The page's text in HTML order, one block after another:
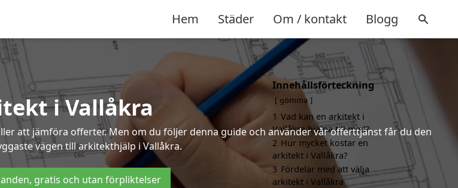
Hem Städer Om / kontakt Blogg
i Vallåkra
att jämföra offerter. Men om du följer denna guide och använder vår offerttjänst får du den
vägen till arkitekthjälp i Vallåkra.
gratis och utan förpliktelser
Innehållsförteckning
gömma
1 Vad kan en arkitekt i
Vallåkra hjälpa till med?
2 Hur mycket kostar en
arkitekt i Vallåkra?
3 Fördelar med att välja
arkitekt i Vallåkra